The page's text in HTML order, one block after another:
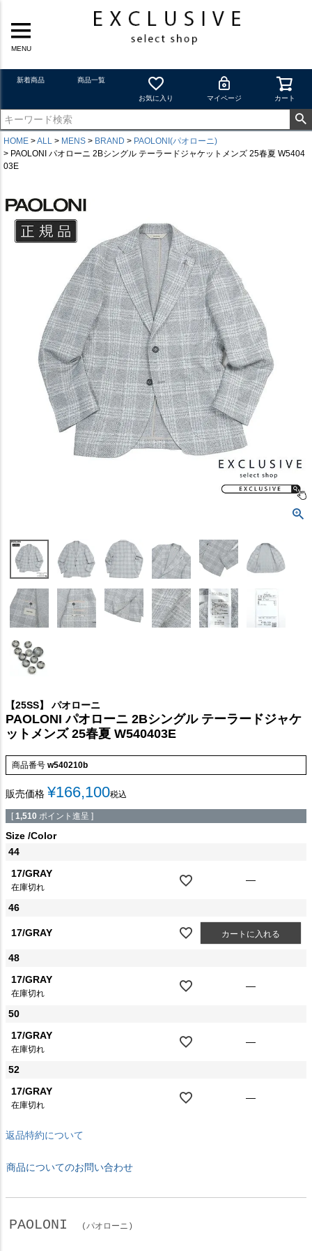
MENU
新着商品 商品一覧
お気に入り マイページ カート
HOME ALL MENS BRAND
PAOLONI(パオローニ)
PAOLONI パオローニ 2Bシングル テーラードジャケットメンズ 25春夏 W5404
03E
【25SS】 パオローニ
PAOLONI パオローニ 2Bシングル テーラードジャケ
ットメンズ 25春夏 W540403E
商品番号 w540210b
販売価格 ¥166,100税込
[ 1,510 ポイント進呈 ]
Size Color
44
17/GRAY
在庫切れ
—
46
17/GRAY カートに入れる
48
17/GRAY
在庫切れ
—
50
17/GRAY
在庫切れ
—
52
17/GRAY
在庫切れ
—
返品特約について
商品についてのお問い合わせ
PAOLONI (パオローニ)